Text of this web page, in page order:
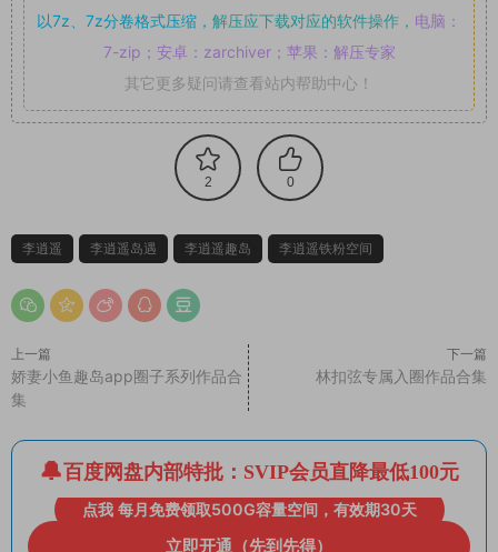
以7z、7z分卷格式压缩， 解压应下载对应的软件操作， 电脑：
7-zip；安卓：zarchiver；苹果：解压专家
其它更多疑问请查看站内帮助中心！
2 0
李逍遥 李逍遥岛遇 李逍遥趣岛 李逍遥铁粉空间
上一篇
娇妻小鱼趣岛app圈子系列作品合
集
下一篇
林扣弦专属入圈作品合集
百度网盘内部特批：SVIP会员直降最低100元
点我 每月免费领取500G容量空间，有效期30天
立即开通（先到先得）